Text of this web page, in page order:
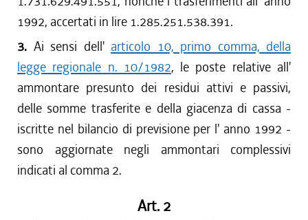
1992, accertati in lire 1.285.251.538.391.
3. Ai sensi dell' articolo 10, primo comma, della
legge regionale n. 10/1982, le poste relative all'
ammontare presunto dei residui attivi e passivi,
delle somme trasferite e della giacenza di cassa -
iscritte nel bilancio di previsione per l' anno 1992 -
sono aggiornate negli ammontari complessivi
indicati al comma 2.
Art. 2